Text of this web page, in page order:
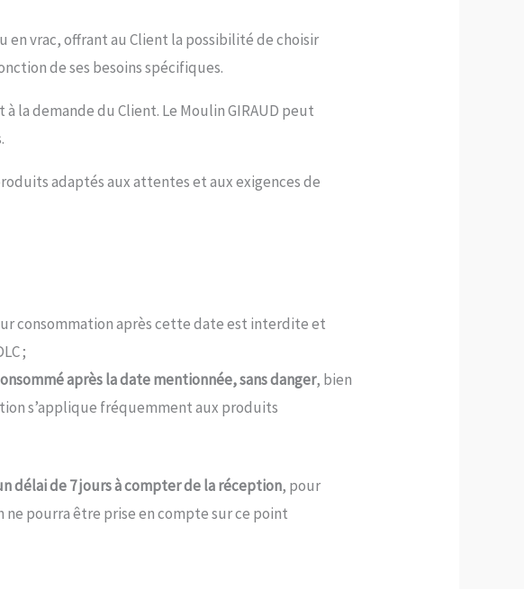
en vrac, offrant au Client la possibilité de choisir
de ses besoins spécifiques.
la demande du Client. Le Moulin GIRAUD peut
adaptés aux attentes et aux exigences de
consommation après cette date est interdite et
;
après la date mentionnée, sans danger, bien
s’applique fréquemment aux produits
délai de 7 jours à compter de la réception, pour
ne pourra être prise en compte sur ce point